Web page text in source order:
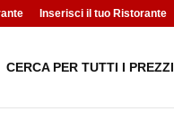
Inserisci il tuo Ristorante
CERCA PER TUTTI I PREZZI